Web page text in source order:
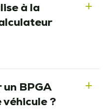
a
à la
a
BPGA
?